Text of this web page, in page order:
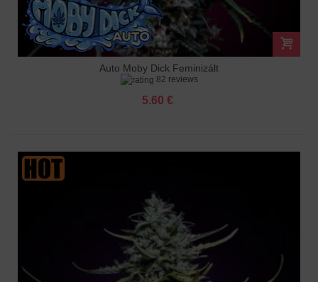
Auto Moby Dick Feminizált
82 reviews
5.60 €